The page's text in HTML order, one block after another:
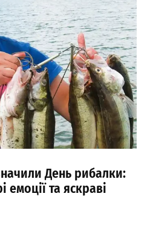
День рибалки:
емоції та яскраві